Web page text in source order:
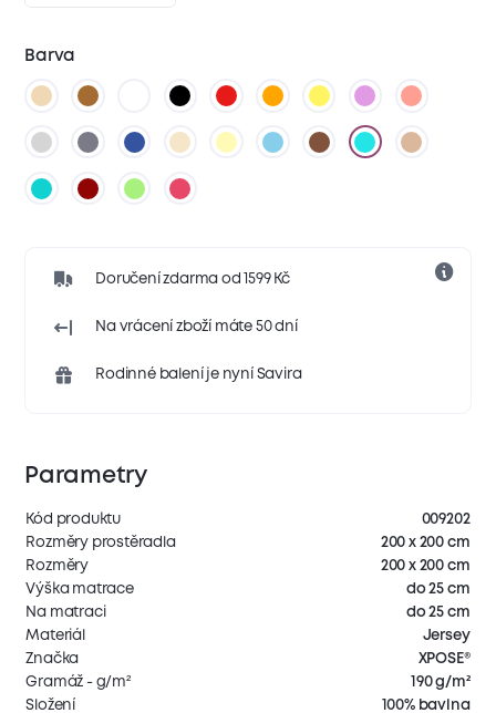
Barva
Doručení zdarma od 1599 Kč
Na vrácení zboží máte 50 dní
Rodinné balení je nyní Savira
Parametry
Kód produktu
009202
Rozměry prostěradla
200 x 200 cm
Rozměry
200 x 200 cm
Výška matrace
do 25 cm
Na matraci
do 25 cm
Materiál
Jersey
Značka
XPOSE®
Gramáž - g/m²
190 g/m²
Složení
100% bavlna